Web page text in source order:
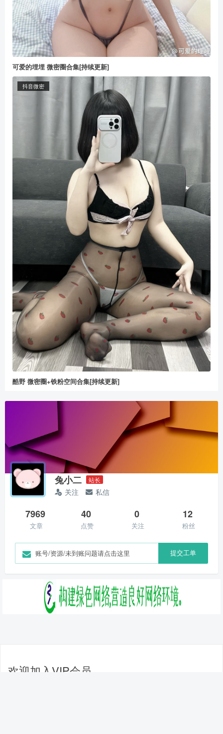
可爱的埋埋 微密圈合集[持续更新]
抖音微密
酷野 微密圈+铁粉空间合集[持续更新]
兔小二 站长
关注 私信
7969
文章
40
点赞
0
关注
12
粉丝
账号/资源/未到账问题请点击这里 提交工单
欢迎加入VIP会员